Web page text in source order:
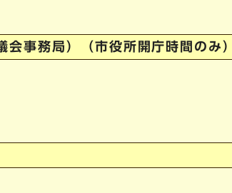
事務局）（市役所開庁時間のみ）